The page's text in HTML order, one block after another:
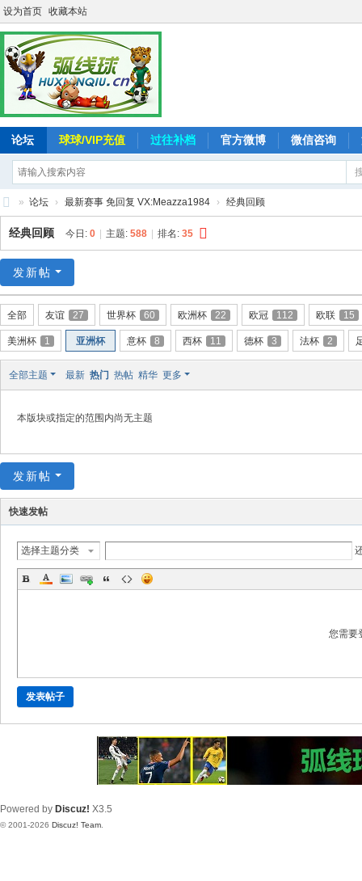
设为首页 收藏本站
论坛 球球/VIP充值 过往补档 官方微博 微信咨询
弧
线
-
追
求
致
» 论坛 › 最新赛事 免回复 VX:Meazza1984 › 经典回顾
经典回顾 今日: 0 主题: 588 排名: 35
发新帖
全部 友谊 27 世界杯 60 欧洲杯 22 欧冠 112 欧联 15
美洲杯 1 亚洲杯 意杯 8 西杯 11 德杯 3 法杯 2
全部主题 最新 热门 热帖 精华 更多
本版块或指定的范围内尚无主题
发新帖
快速发帖
选择主题分类
您需要
发表帖子
Powered by Discuz! X3.5
© 2001-2026 Discuz! Team